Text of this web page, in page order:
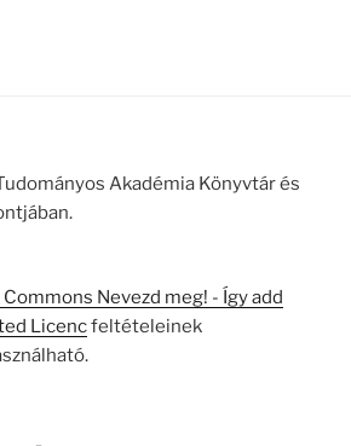
Akadémia Könyvtár és
Nevezd meg! - Így add
Licencfeltételeinek